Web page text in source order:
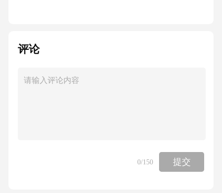
评论
0/150 提交